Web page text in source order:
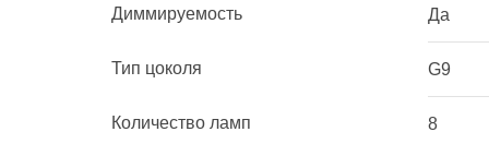
Диммируемость Да
Тип цоколя G9
Количество ламп 8